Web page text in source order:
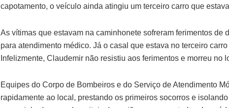
capotamento, o veículo ainda atingiu um terceiro carro que
As vítimas que estavam na caminhonete sofreram ferimentos de
para atendimento médico. Já o casal que estava no terceiro
Infelizmente, Claudemir não resistiu aos ferimentos e morreu no
Equipes do Corpo de Bombeiros e do Serviço de Atendimento
rapidamente ao local, prestando os primeiros socorros e